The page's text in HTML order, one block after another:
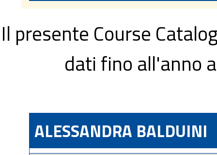
Il presente Course
dati fino all'anno
ALESSANDRA BALDUINI